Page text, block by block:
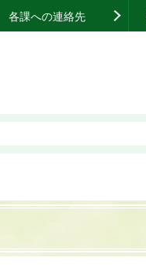
各課への連絡先